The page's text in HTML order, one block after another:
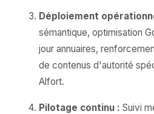
Déploiement
sémantique, optimisation
jour annuaires,
de contenus d'autorité
Alfort.
Pilotage continu : Suivi